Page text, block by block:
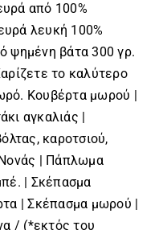
από 100%
λευκή 100%
ψημένη βάτα 300 γρ.
το καλύτερο
Κουβέρτα μωρού |
αγκαλιάς |
καροτσιού,
| Πάπλωμα
| Σκέπασμα
| Σκέπασμα μωρού |
/ (*εκτός του